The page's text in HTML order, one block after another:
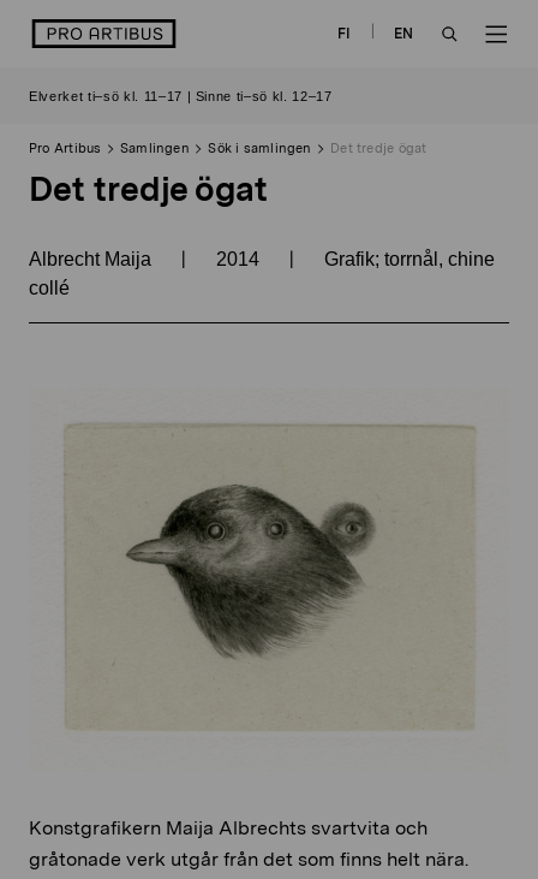
logo FI
EN
Elverket ti–sö kl. 11–17 | Sinne ti–sö kl. 12–17
Pro Artibus Samlingen Sök i samlingen Det tredje ögat
Det tredje ögat
Albrecht Maija | 2014 |
Grafik; torrnål, chine
collé
Konstgrafikern Maija Albrechts svartvita och
gråtonade verk utgår från det som finns helt nära.